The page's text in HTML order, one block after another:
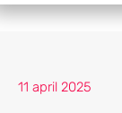
11 april 2025